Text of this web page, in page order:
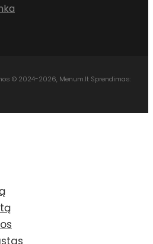
© 2024-2026, Menum.lt Sprendimas: